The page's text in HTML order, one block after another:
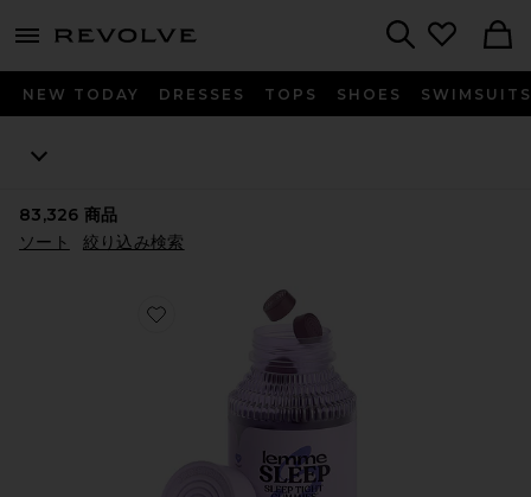
menu - shows more content
NEW TODAY DRESSES TOPS SHOES SWIMSUITS
83,326 商品
ソート
絞り込み検索
Favorite SLEEP ビタミングミ